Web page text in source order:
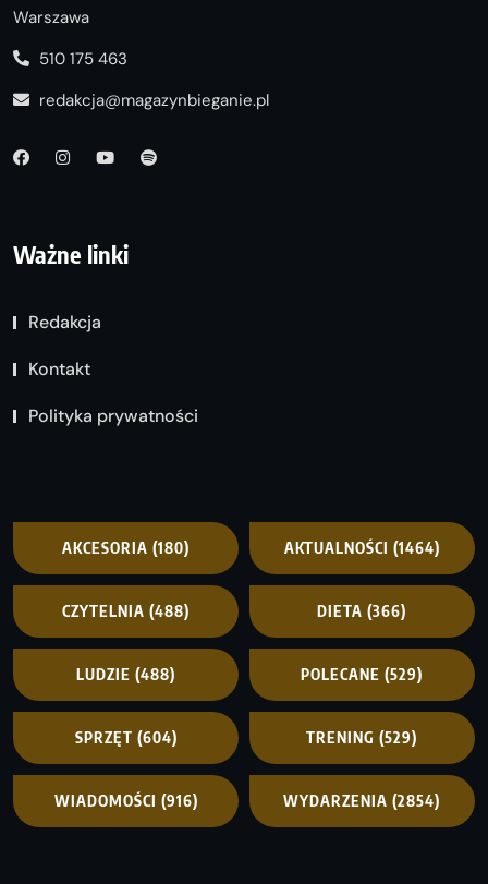
Warszawa
510 175 463
redakcja@magazynbieganie.pl
Ważne linki
Redakcja
Kontakt
Polityka prywatności
AKCESORIA (180) AKTUALNOŚCI (1464)
CZYTELNIA (488) DIETA (366)
LUDZIE (488) POLECANE (529)
SPRZĘT (604) TRENING (529)
WIADOMOŚCI (916) WYDARZENIA (2854)